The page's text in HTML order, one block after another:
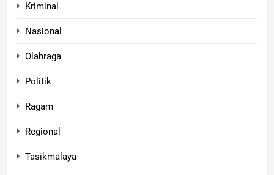
Kriminal
Nasional
Olahraga
Politik
Ragam
Regional
Tasikmalaya